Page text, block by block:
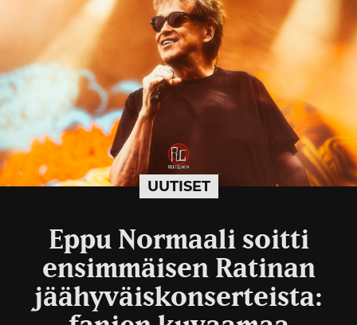
UUTISET
Eppu Normaali soitti
ensimmäisen Ratinan
jäähyväiskonserteista: